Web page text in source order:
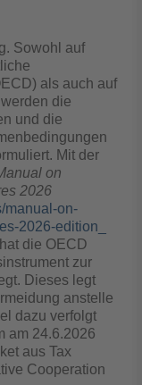
Sowohl auf
als auch auf
die
und die
Mit der
on
2026
manual-on-
2026-edition_
die OECD
zur
Dieses legt
anstelle
dazu verfolgt
am 24.6.2026
aus Tax
Cooperation